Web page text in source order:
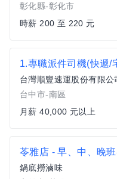
彰化縣-彰化市
時薪 200 至 220 元
1.專職派件司機(快遞/
台灣順豐速運股份有限公
台中市-南區
月薪 40,000 元以上
鍋底撈滷味